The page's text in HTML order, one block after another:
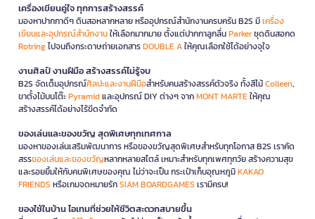
เครื่องเขียนคู่ใจ ทุกการสร้างสรรค์
มองหาปากกาดีๆ ดินสอหลากหลาย หรืออุปกรณ์สำนักงานครบครัน B2S มีเครื่อง
เขียนและอุปกรณ์สำนักงานให้เลือกมากมาย ตั้งแต่ปากกาลูกลื่นParkerชุดดินสอกด
Rotringไปจนถึงกระดาษถ่ายเอกสารDOUBLE Aให้คุณเลือกใช้ได้อย่างจุใจ
งานศิลป์ งานฝีมือ สร้างสรรค์ไม่รู้จบ
B2S จัดเต็มอุปกรณ์ศิลปะและงานฝีมือสำหรับคนสร้างสรรค์ตัวจริง ทั้งสีไม้Colleen,
ขาตั้งไม้บนโต๊ะPyramidและอุปกรณ์ DIY ต่างๆ จากMONT MARTEให้คุณ
สร้างสรรค์ได้อย่างไร้ขีดจำกัด
ของเล่นและของขวัญ สุดพิเศษทุกเทศกาล
มองหาของเล่นเสริมพัฒนาการ หรือของขวัญสุดพิเศษสำหรับทุกโอกาส B2S เราคัด
สรรของเล่นและของขวัญหลากหลายสไตล์ เหมาะสำหรับทุกเพศทุกวัย สร้างความสุข
และรอยยิ้มให้กับคนพิเศษของคุณ ไม่ว่าจะเป็น กระเป๋าเก็บอุณหภูมิKAKAO
FRIENDS หรือเกมจดหมายรักSIAM BOARDGAMES เรามีครบ!
ของใช้ในบ้าน ไอเทมที่ช่วยให้ชีวิตสะดวกสบายขึ้น